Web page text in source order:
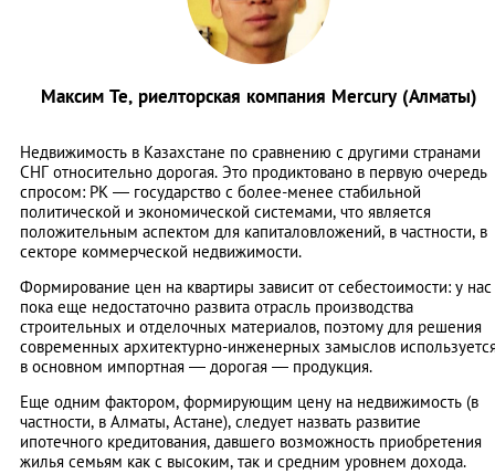
Максим Те, риелторская компания Mercury (Алматы)
Недвижимость в Казахстане по сравнению с другими странами
СНГ относительно дорогая. Это продиктовано в первую очередь
спросом: РК — государство с более-менее стабильной
политической и экономической системами, что является
положительным аспектом для капиталовложений, в частности, в
секторе коммерческой недвижимости.
Формирование цен на квартиры зависит от себестоимости: у нас
пока еще недостаточно развита отрасль производства
строительных и отделочных материалов, поэтому для решения
современных архитектурно-инженерных замыслов
в основном импортная — дорогая — продукция.
Еще одним фактором, формирующим цену на недвижимость (в
частности, в Алматы, Астане), следует назвать развитие
ипотечного кредитования, давшего возможность приобретения
жилья семьям как с высоким, так и средним уровнем дохода.